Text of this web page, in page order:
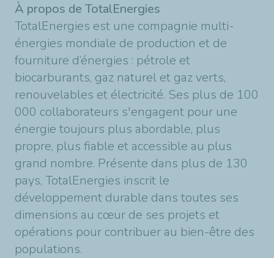
À propos de TotalEnergies
TotalEnergies est une compagnie multi-
énergies mondiale de production et de
fourniture d’énergies : pétrole et
biocarburants, gaz naturel et gaz verts,
renouvelables et électricité. Ses plus de 100
000 collaborateurs s'engagent pour une
énergie toujours plus abordable, plus
propre, plus fiable et accessible au plus
grand nombre. Présente dans plus de 130
pays, TotalEnergies inscrit le
développement durable dans toutes ses
dimensions au cœur de ses projets et
opérations pour contribuer au bien-être des
populations.